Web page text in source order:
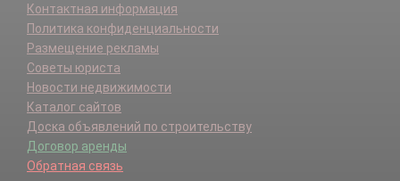
Контактная информация
Политика конфиденциальности
Размещение рекламы
Советы юриста
Новости недвижимости
Каталог сайтов
Доска объявлений по строительству
Договор аренды
Обратная связь